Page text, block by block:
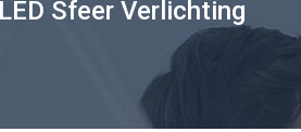
Sfeer Verlichting